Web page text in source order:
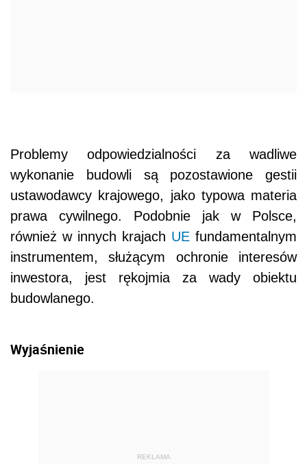
Problemy odpowiedzialności za wadliwe
wykonanie budowli są pozostawione gestii
ustawodawcy krajowego, jako typowa materia
prawa cywilnego. Podobnie jak w Polsce,
również w innych krajach UE fundamentalnym
instrumentem, służącym ochronie interesów
inwestora, jest rękojmia za wady obiektu
budowlanego.
Wyjaśnienie
REKLAMA